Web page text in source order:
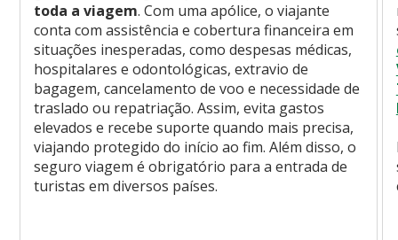
toda a viagem. Com uma apólice, o viajante
conta com assistência e cobertura financeira em
situações inesperadas, como despesas médicas,
hospitalares e odontológicas, extravio de
bagagem, cancelamento de voo e necessidade de
traslado ou repatriação. Assim, evita gastos
elevados e recebe suporte quando mais precisa,
viajando protegido do início ao fim. Além disso, o
seguro viagem é obrigatório para a entrada de
turistas em diversos países.